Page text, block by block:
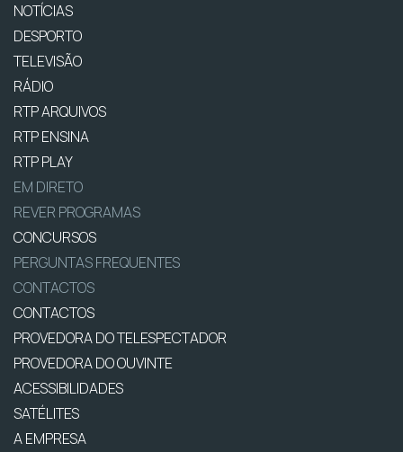
NOTÍCIAS
DESPORTO
TELEVISÃO
RÁDIO
RTP ARQUIVOS
RTP ENSINA
RTP PLAY
EM DIRETO
REVER PROGRAMAS
CONCURSOS
PERGUNTAS FREQUENTES
CONTACTOS
CONTACTOS
PROVEDORA DO TELESPECTADOR
PROVEDORA DO OUVINTE
ACESSIBILIDADES
SATÉLITES
A EMPRESA